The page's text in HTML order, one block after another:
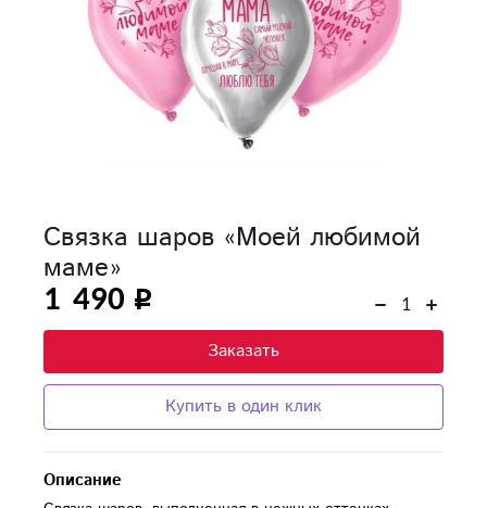
Связка шаров «Моей любимой
маме»
1 490
Заказать
Купить в один клик
Описание